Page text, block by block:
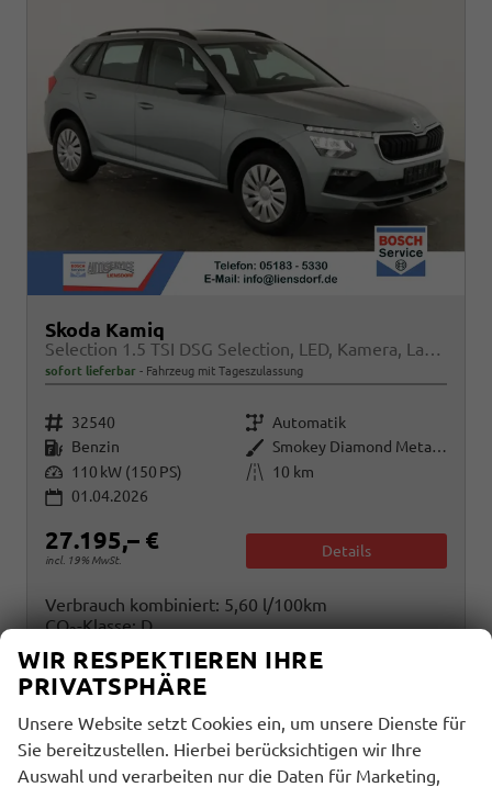
Skoda Kamiq
Selection 1.5 TSI DSG Selection, LED, Kamera, Ladeboden, Winter
sofort lieferbar Fahrzeug mit Tageszulassung
Fahrzeugnr. 32540 Getriebe Automatik
Kraftstoff Benzin Außenfarbe
Smokey Diamond Metallic
Leistung 110 kW (150 PS) Kilometerstand
10 km
01.04.2026
27.195,– €
incl. 19% MwSt.
Details
Verbrauch kombiniert: 5,60 l/100km
CO2-Klasse: D
2
WIR RESPEKTIEREN IHRE
PRIVATSPHÄRE
Unsere Website setzt Cookies ein, um unsere Dienste für
Sie bereitzustellen. Hierbei berücksichtigen wir Ihre
Auswahl und verarbeiten nur die Daten für Marketing,